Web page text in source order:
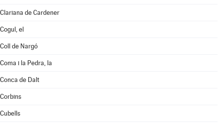
Clariana de Cardener
Cogul, el
Coll de Nargó
Coma i la Pedra, la
Conca de Dalt
Corbins
Cubells